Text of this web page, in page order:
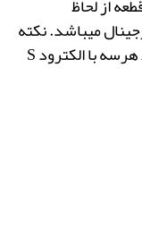
میباشد. ️نکته
مهم ؛گروه های پلاستیکی ABS-PC-PBT هرسه با الکترود S